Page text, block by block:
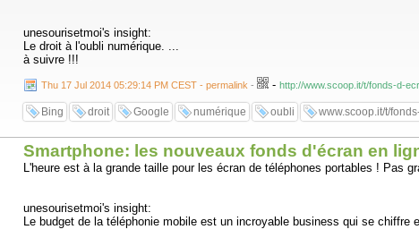
unesourisetmoi's insight:
Le droit à l'oubli numérique. ...
à suivre !!!
Thu 17 Jul 2014 05:29:14 PM CEST - permalink - - http://www.scoop.it/t/fonds-d-
Bing droit Google numérique oubli www.scoop.it/t/
Smartphone: les nouveaux fonds d'écran en
L'heure est à la grande taille pour les écran de téléphones portables ! Pas
unesourisetmoi's insight:
Le budget de la téléphonie mobile est un incroyable business qui se